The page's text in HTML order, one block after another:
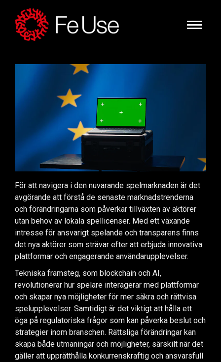
För att navigera i den nuvarande spelmarknaden är det
avgörande att förstå de senaste marknadstrenderna
och förändringarna som påverkar tillväxten av aktörer
utan behov av lokala spellicenser. Med ett växande
intresse för ansvarigt spelande och transparens finns
det nya aktörer som strävar efter att erbjuda innovativa
plattformar och engagerande användarupplevelser.
Tekniska framsteg, som blockchain och AI,
revolutionerar hur spelare interagerar med plattformar
och skapar nya möjligheter för mer säkra och rättvisa
spelupplevelser. Samtidigt är det viktigt att hålla ett
öga på regulatoriska frågor som kan påverka beslut och
strategier inom branschen. Rättsliga förändringar kan
skapa både utmaningar och möjligheter, särskilt när det
gäller att upprätthålla konkurrenskraftig och ansvarsfull